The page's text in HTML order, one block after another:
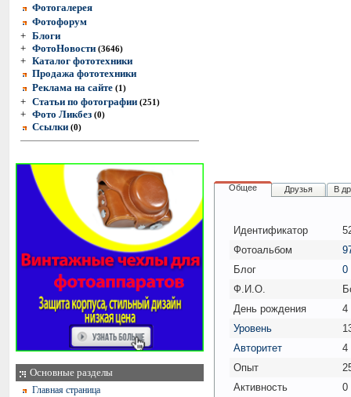
Фотогалерея
Фотофорум
+ Блоги
+ ФотоНовости (3646)
+ Каталог фототехники
Продажа фототехники
Реклама на сайте (1)
+ Статьи по фотографии (251)
+ Фото Ликбез (0)
Ссылки (0)
Основные разделы
Главная страница
Общее Друзья В
Идентификатор
Фотоальбом
Блог
0
Ф.И.О.
День рождения
4
Уровень
Авторитет
4
Опыт
Активность
0